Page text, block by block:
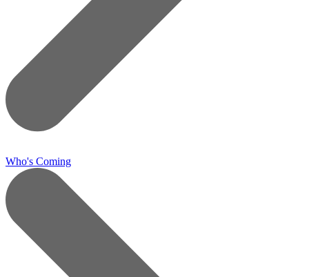
Who's Coming